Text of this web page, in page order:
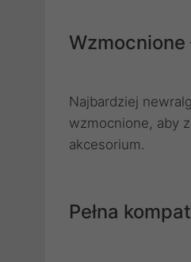
Wzmocnione
Najbardziej
wzmocnione, aby
akcesorium.
Pełna